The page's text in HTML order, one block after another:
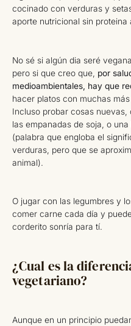
cocinado con verduras y
aporte nutricional sin proteina
No sé si algún dia seré
pero si que creo que, por
medioambientales, hay que
hacer platos con muchas
Incluso probar cosas nuevas,
las empanadas de soja, o
(palabra que engloba el
verduras, pero que se
animal).
O jugar con las legumbres y
comer carne cada día y
corderito sonría para tí.
¿Cual es la
vegetariano?
Aunque en un principio